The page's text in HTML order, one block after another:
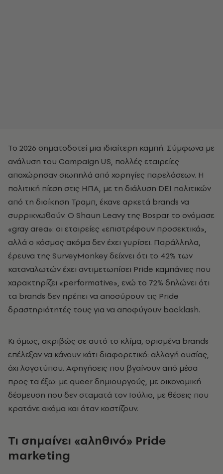
Το 2026 σηματοδοτεί μια ιδιαίτερη καμπή. Σύμφωνα με
ανάλυση του Campaign US, πολλές εταιρείες
αποχώρησαν σιωπηλά από χορηγίες παρελάσεων. Η
πολιτική πίεση στις ΗΠΑ, με τη διάλυση DEI πολιτικών
από τη διοίκηση Τραμπ, έκανε αρκετά brands να
συρρικνωθούν. Ο Shaun Leavy της Bospar το ονόμασε
«gray area»: οι εταιρείες «επιστρέφουν προσεκτικά»,
αλλά ο κόσμος ακόμα δεν έχει γυρίσει. Παράλληλα,
έρευνα της SurveyMonkey δείχνει ότι το 42% των
καταναλωτών έχει αντιμετωπίσει Pride καμπάνιες που
χαρακτηρίζει «performative», ενώ το 72% δηλώνει ότι
τα brands δεν πρέπει να αποσύρουν τις Pride
δραστηριότητές τους για να αποφύγουν backlash.
Κι όμως, ακριβώς σε αυτό το κλίμα, ορισμένα brands
επέλεξαν να κάνουν κάτι διαφορετικό: αλλαγή ουσίας,
όχι λογοτύπου. Αφηγήσεις που βγαίνουν από μέσα
προς τα έξω: με queer δημιουργούς, με οικονομική
δέσμευση που δεν σταματά τον Ιούλιο, με θέσεις που
κρατάνε ακόμα και όταν κοστίζουν.
Τι σημαίνει «αληθινό» Pride
marketing